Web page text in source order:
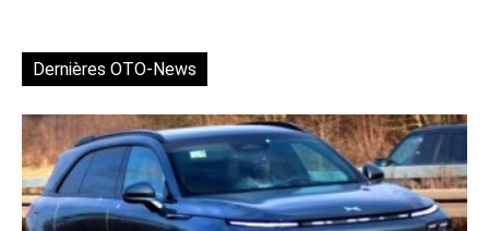
Dernières OTO-News